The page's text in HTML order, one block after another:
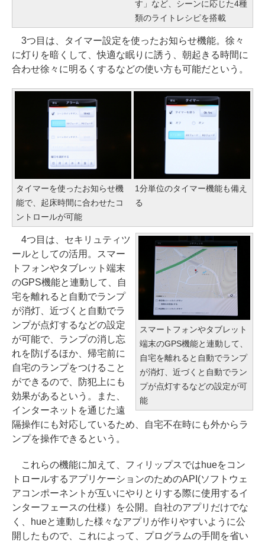
す」など、シーンに応じた4種
類のライトレシピを搭載
3つ目は、タイマー設定を使ったお知らせ機能。徐々
に灯りを暗くして、快適な眠りに誘う、朝起きる時間に
合わせ徐々に明るくするなどの使い方も可能だという。
タイマーを使ったお知らせ機
能で、起床時間に合わせたコ
ントロールが可能
1分単位のタイマー機能も備え
る
スマートフォンやタブレット
端末のGPS機能と連動して、
自宅を離れると自動でランプ
が消灯、近づくと自動でラン
プが点灯するなどの設定が可
能
4つ目は、セキリュティツ
ールとしての活用。スマー
トフォンやタブレット端末
のGPS機能と連動して、自
宅を離れると自動でランプ
が消灯、近づくと自動でラ
ンプが点灯するなどの設定
が可能で、ランプの消し忘
れを防げるほか、帰宅前に
自宅のランプをつけること
ができるので、防犯上にも
効果があるという。また、
インターネットを通じた遠
隔操作にも対応しているため、自宅不在時にも外からラ
ンプを操作できるという。
これらの機能に加えて、フィリップスではhueをコン
トロールするアプリケーションのためのAPI(ソフトウェ
アコンポーネントが互いにやりとりする際に使用するイ
ンターフェースの仕様）を公開。自社のアプリだけでな
く、hueと連動した様々なアプリが作りやすいように公
開したもので、これによって、プログラムの手間を省い